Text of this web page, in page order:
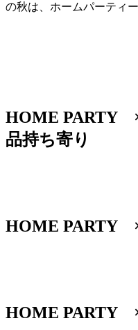
の秋は、ホームパーティ
HOME PARTY
品持ち寄り
HOME PARTY
HOME PARTY